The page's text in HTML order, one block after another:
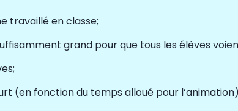
travaillé en classe;
grand pour que tous les élèves
(en fonction du temps alloué pour